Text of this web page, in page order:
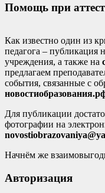
Помощь при
Как известно один из
педагога – публикация
учреждения, а также на
предлагаем
события, связанные с
Для публикации
фотографии на
Начнём же
Авторизация